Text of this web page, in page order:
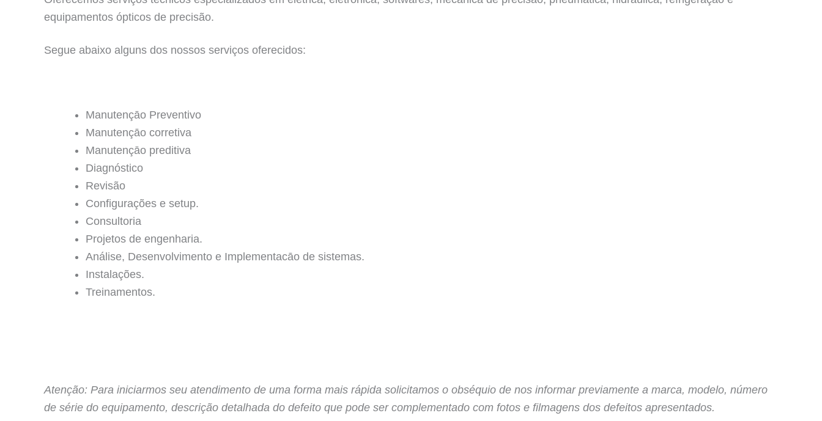
equipamentos ópticos de precisão.
Segue abaixo alguns dos nossos serviços oferecidos:
Manutençāo Preventivo
Manutençāo corretiva
Manutençāo preditiva
Diagnóstico
Revisão
Configurações e setup.
Consultoria
Projetos de engenharia.
Análise, Desenvolvimento e Implementacāo de sistemas.
Instalações.
Treinamentos.
Atenção: Para iniciarmos seu atendimento de uma forma mais rápida solicitamos o obséquio de nos informar previamente a marca, modelo, número
de série do equipamento, descrição detalhada do defeito que pode ser complementado com fotos e filmagens dos defeitos apresentados.